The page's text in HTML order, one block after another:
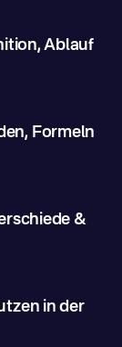
Ablauf
Formeln
&
in der